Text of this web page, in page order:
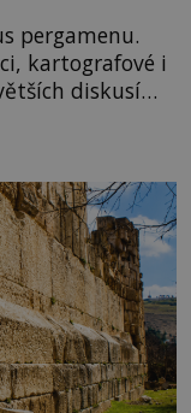
pergamenu.
kartografové i
diskusí
Piri Reis roku
dokonce
objevením.